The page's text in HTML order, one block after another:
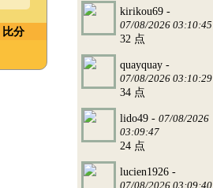
比分
kirikou69 -
07/08/2026 03:10:45
32 点
quayquay -
07/08/2026 03:10:29
34 点
lido49 - 07/08/2026
03:09:47
24 点
lucien1926 -